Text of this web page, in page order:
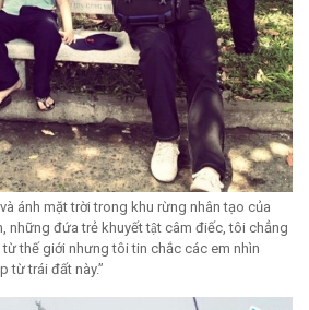
ánh mặt trời trong khu rừng nhân tạo của
những đứa trẻ khuyết tật câm điếc, tôi chẳng
thế giới nhưng tôi tin chắc các em nhìn
từ trái đất này.”